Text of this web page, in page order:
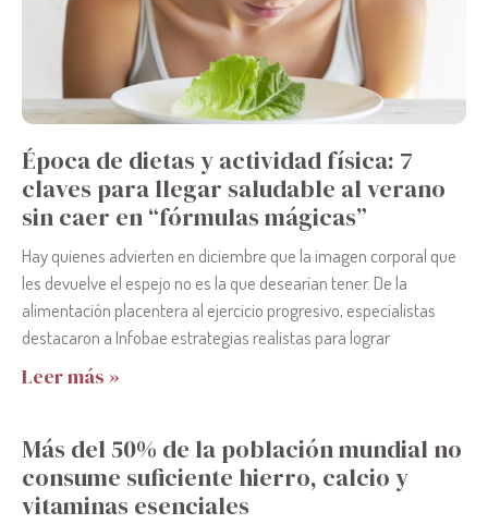
Época de dietas y actividad física: 7
claves para llegar saludable al verano
sin caer en “fórmulas mágicas”
Hay quienes advierten en diciembre que la imagen corporal que
les devuelve el espejo no es la que desearían tener. De la
alimentación placentera al ejercicio progresivo, especialistas
destacaron a Infobae estrategias realistas para lograr
Leer más »
Más del 50% de la población mundial no
consume suficiente hierro, calcio y
vitaminas esenciales